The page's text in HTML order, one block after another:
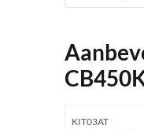
Artikelnummer
KIT03AT